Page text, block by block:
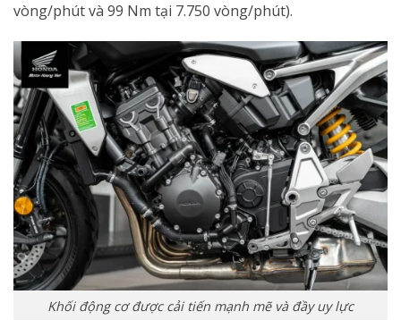
vòng/phút và 99 Nm tại 7.750 vòng/phút).
Khối động cơ được cải tiến mạnh mẽ và đầy uy lực